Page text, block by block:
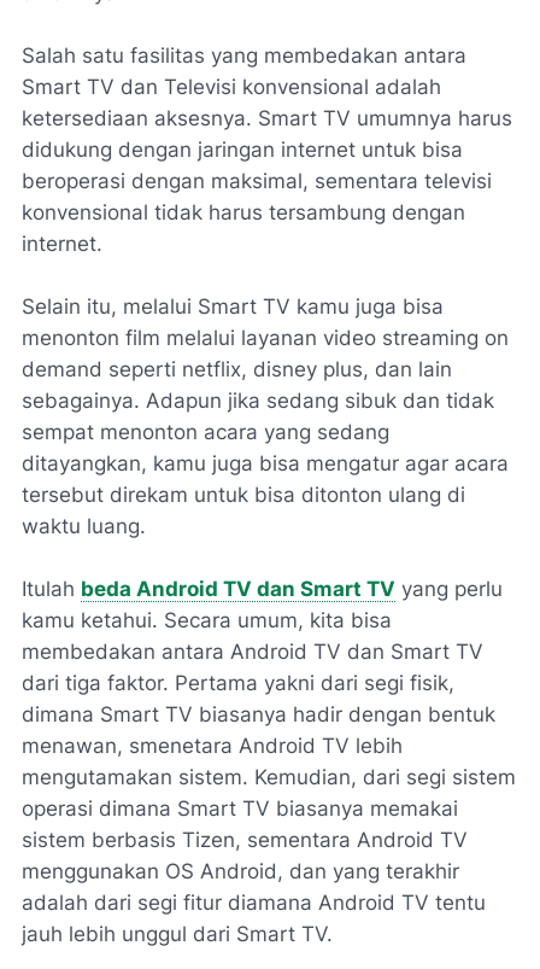
Salah satu fasilitas yang membedakan antara
Smart TV dan Televisi konvensional adalah
ketersediaan aksesnya. Smart TV umumnya harus
didukung dengan jaringan internet untuk bisa
beroperasi dengan maksimal, sementara televisi
konvensional tidak harus tersambung dengan
internet.
Selain itu, melalui Smart TV kamu juga bisa
menonton film melalui layanan video streaming on
demand seperti netflix, disney plus, dan lain
sebagainya. Adapun jika sedang sibuk dan tidak
sempat menonton acara yang sedang
ditayangkan, kamu juga bisa mengatur agar acara
tersebut direkam untuk bisa ditonton ulang di
waktu luang.
Itulah beda Android TV dan Smart TV yang perlu
kamu ketahui. Secara umum, kita bisa
membedakan antara Android TV dan Smart TV
dari tiga faktor. Pertama yakni dari segi fisik,
dimana Smart TV biasanya hadir dengan bentuk
menawan, smenetara Android TV lebih
mengutamakan sistem. Kemudian, dari segi sistem
operasi dimana Smart TV biasanya memakai
sistem berbasis Tizen, sementara Android TV
menggunakan OS Android, dan yang terakhir
adalah dari segi fitur diamana Android TV tentu
jauh lebih unggul dari Smart TV.